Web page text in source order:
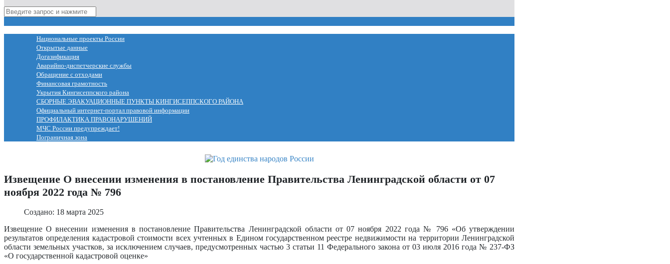
Национальные проекты России
Открытые данные
Догазификация
Аварийно-диспетчерские службы
Обращение с отходами
Финансовая грамотность
Укрытия Кингисеппского района
СБОРНЫЕ ЭВАКУАЦИОННЫЕ ПУНКТЫ КИНГИСЕППСКОГО РАЙОНА
Официальный интернет-портал правовой информации
ПРОФИЛАКТИКА ПРАВОНАРУШЕНИЙ
МЧС России предупреждает!
Пограничная зона
Извещение О внесении изменения в постановление Правительства Ленинградской области от 07
ноября 2022 года № 796
Создано: 18 марта 2025
Извещение О внесении изменения в постановление Правительства Ленинградской области от 07 ноября 2022 года № 796 «Об утверждении
результатов определения кадастровой стоимости всех учтенных в Едином государственном реестре недвижимости на территории Ленинградской
области земельных участков, за исключением случаев, предусмотренных частью 3 статьи 11 Федерального закона от 03 июля 2016 года № 237-ФЗ
«О государственной кадастровой оценке»